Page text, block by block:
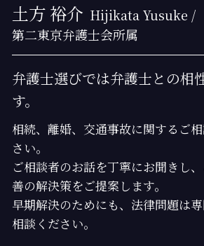
土方 裕介 Hijikata Yusuke /
第二東京弁護士会所属
弁護士選びでは弁護士との相
す。
相続、離婚、交通事故に関するご
さい。
ご相談者のお話を丁寧にお聞きし
善の解決策をご提案します。
早期解決のためにも、法律問題は
相談ください。